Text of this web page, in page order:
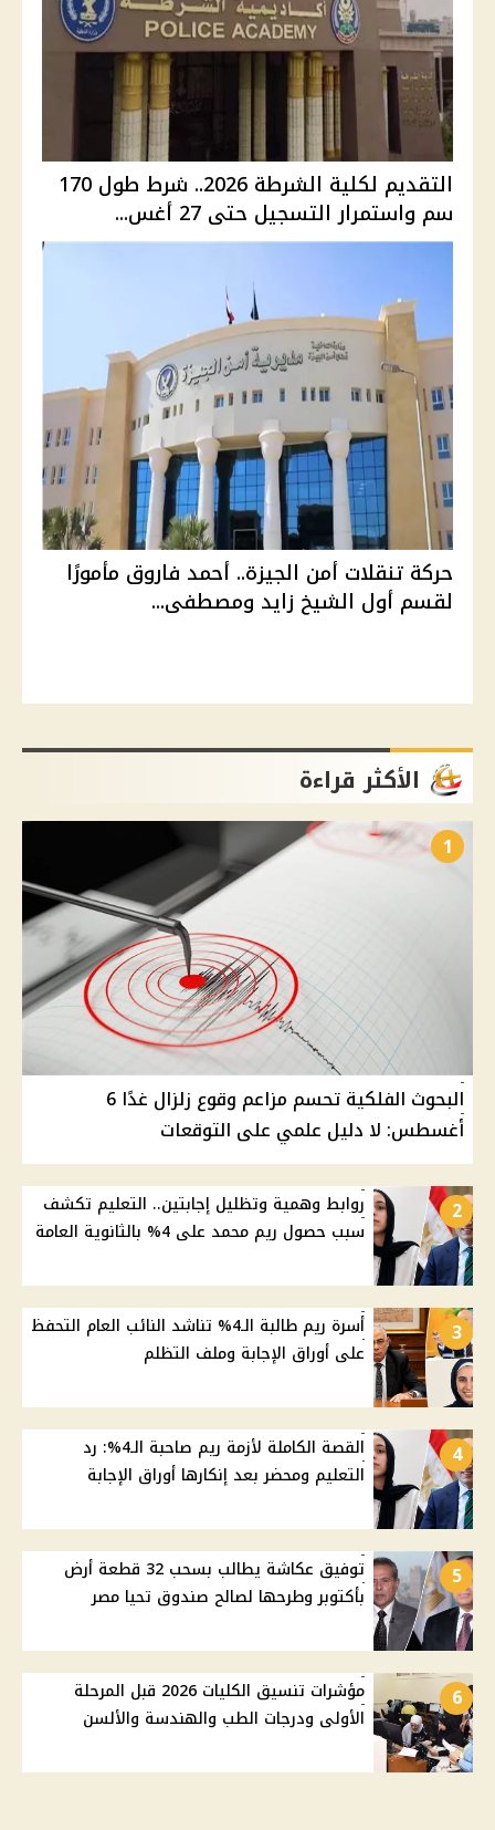
التقديم لكلية الشرطة 2026.. شرط طول 170
سم واستمرار التسجيل حتى 27 أغس...
حركة تنقلات أمن الجيزة.. أحمد فاروق مأمورًا
لقسم أول الشيخ زايد ومصطفى...
الأكثر قراءة
1
البحوث الفلكية تحسم مزاعم وقوع زلزال غدًا 6
أغسطس: لا دليل علمي على التوقعات
2
روابط وهمية وتظليل إجابتين.. التعليم تكشف
سبب حصول ريم محمد على 4% بالثانوية العامة
3
أسرة ريم طالبة الـ4% تناشد النائب العام التحفظ
على أوراق الإجابة وملف التظلم
4
القصة الكاملة لأزمة ريم صاحبة الـ4%: رد
التعليم ومحضر بعد إنكارها أوراق الإجابة
5
توفيق عكاشة يطالب بسحب 32 قطعة أرض
بأكتوبر وطرحها لصالح صندوق تحيا مصر
6
مؤشرات تنسيق الكليات 2026 قبل المرحلة
الأولى ودرجات الطب والهندسة والألسن